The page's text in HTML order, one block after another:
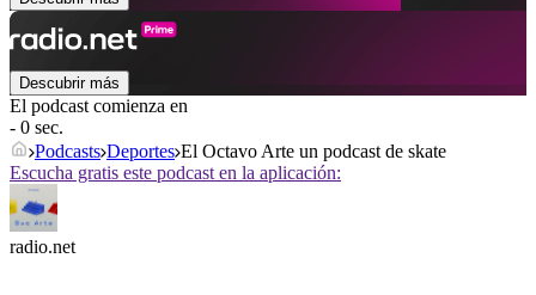
Descubrir más
El podcast comienza en
- 0 sec.
Podcasts Deportes El Octavo Arte un podcast de skate
Escucha gratis este podcast en la aplicación:
radio.net